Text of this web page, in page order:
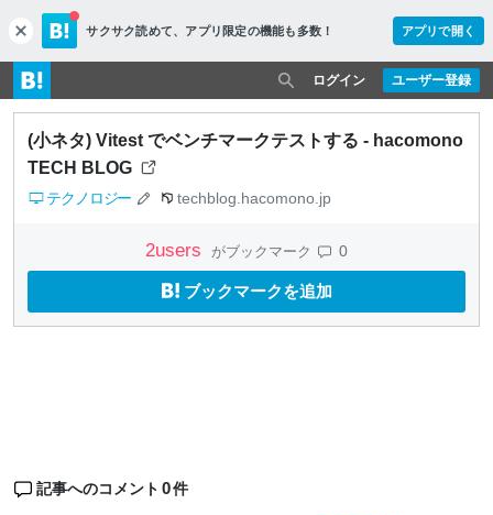
c
l
o
s
e
サクサク読めて、 アプリ限定の機能も多数！ アプリで開く
ユーザー登録
ログイン
(小ネタ) Vitest でベンチマークテストする - hacomono
TECH BLOG
テクノロジー techblog.hacomono.jp
2users がブックマーク 0
ブックマークを追加
記事へのコメント 0件